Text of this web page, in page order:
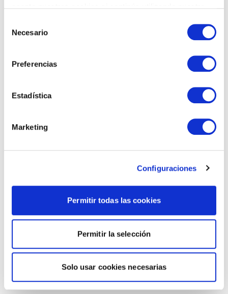
Necesario
Preferencias
Estadística
Marketing
Configuraciones
Permitir todas las cookies
Permitir la selección
Solo usar cookies necesarias